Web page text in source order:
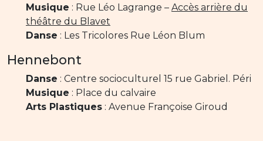
Musique : Rue Léo Lagrange – Accès arrière du
théâtre du Blavet
Danse : Les Tricolores Rue Léon Blum
Hennebont
Danse : Centre socioculturel 15 rue Gabriel. Péri
Musique : Place du calvaire
Arts Plastiques : Avenue Françoise Giroud